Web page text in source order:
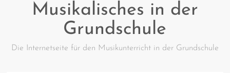
Musikalisches in der
Grundschule
Die Internetseite für den Musikunterricht in der Grundschule